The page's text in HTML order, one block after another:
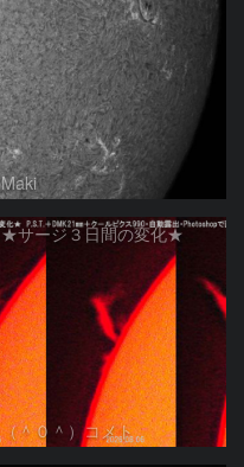
Maki
★サージ３日間の変化★
（＾０＾）コメト